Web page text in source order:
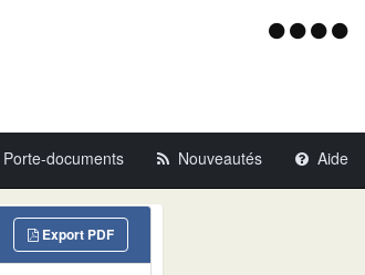
Menu
Porte-documents Nouveautés Aide
Export PDF